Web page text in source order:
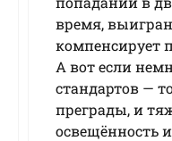
время,
компенсирует
А вот если
стандартов —
преграды, и
освещённость